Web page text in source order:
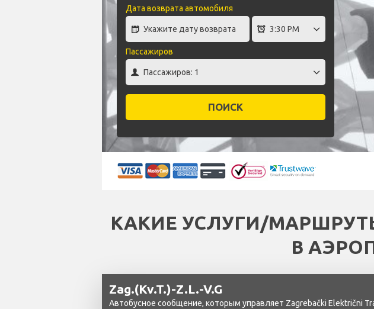
Дата возврата автомобиля
Пассажиров
ПОИСК
КАКИЕ УСЛУГИ/
В
Zag.(Kv.T.)-Z.L.-V.G
Автобусное сообщение, которым управляет Zagrebački Električni